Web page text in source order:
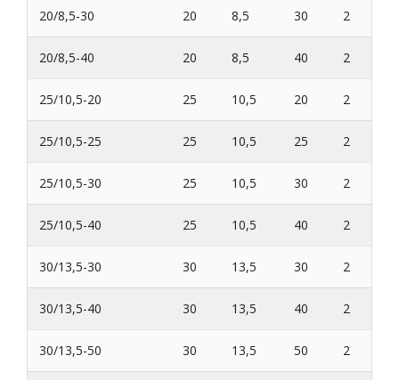
20/8,5-30 20 8,5 30 2
20/8,5-40 20 8,5 40 2
25/10,5-20 25 10,5 20 2
25/10,5-25 25 10,5 25 2
25/10,5-30 25 10,5 30 2
25/10,5-40 25 10,5 40 2
30/13,5-30 30 13,5 30 2
30/13,5-40 30 13,5 40 2
30/13,5-50 30 13,5 50 2